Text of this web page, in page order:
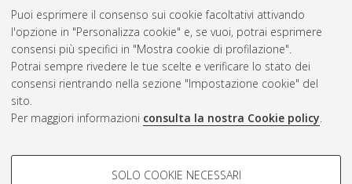
Puoi esprimere il consenso sui cookie facoltativi attivando
l'opzione in "Personalizza cookie" e, se vuoi, potrai esprimere
consensi più specifici in "Mostra cookie di profilazione".
Potrai sempre rivedere le tue scelte e verificare lo stato dei
consensi rientrando nella sezione "Impostazione cookie" del
sito.
Per maggiori informazioni consulta la nostra Cookie policy.
COOKIE DI PROFILAZIONE -
SOLO COOKIE NECESSARI
Atom
Rss 1.0
Rss 2.0
AMS Laurea
Impostazioni Cookie
Informativa sulla privacy